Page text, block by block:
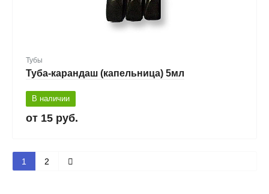
Тубы
Туба-карандаш (капельница) 5мл
В наличии
15 руб.
1 2